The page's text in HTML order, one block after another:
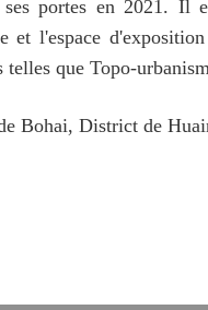
portes en 2021. Il
et l'espace
que Topo-
Bohai, District de